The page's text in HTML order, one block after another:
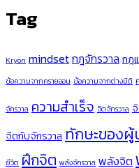
Tag
Kryon mindsetกฎจักรวาล กฎ
ข้อความจากครายออน ข้อความจากต่างมิติ
จักรวาล ความสำเร็จ จิตจักรวาล
จิตกับจักรวาล ทักษะของผู้
ชีวิต ฝึกจิต พลังจักรวาล พลังจิต